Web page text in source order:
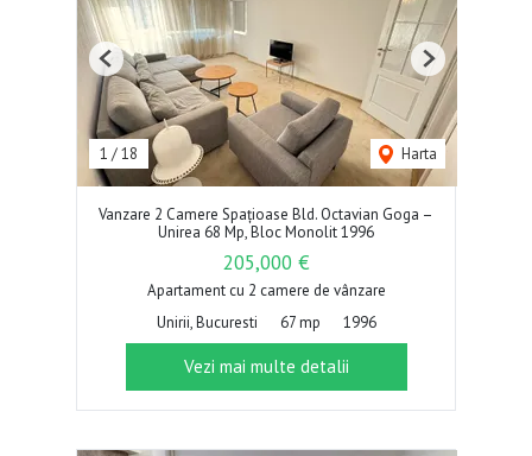
1 /18 Harta
Previous Next
Vanzare 2 Camere Spațioase Bld. Octavian Goga –
Unirea 68 Mp, Bloc Monolit 1996
205,000 €
Apartament cu 2 camere de vânzare
Unirii, Bucuresti
67 mp 1996
Vezi mai multe detalii